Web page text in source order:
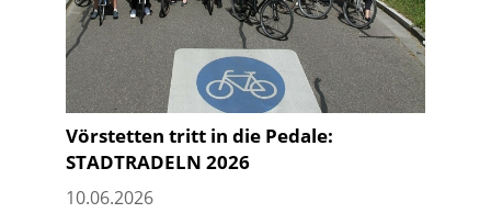
Vörstetten tritt in die Pedale:
STADTRADELN 2026
10.06.2026